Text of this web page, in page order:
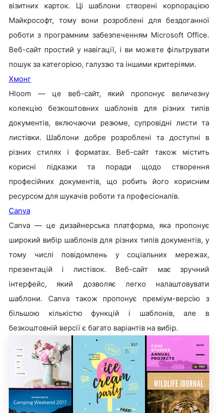
візитних карток. Ці шаблони створені корпорацією
Майкрософт, тому вони розроблені для бездоганної
роботи з програмним забезпеченням Microsoft Office.
Веб-сайт простий у навігації, і ви можете фільтрувати
пошук за категорією, галуззю та іншими критеріями.
Хмонг
Hloom — це веб-сайт, який пропонує величезну
колекцію безкоштовних шаблонів для різних типів
документів, включаючи резюме, супровідні листи та
листівки. Шаблони добре розроблені та доступні в
різних стилях і форматах. Веб-сайт також містить
корисні підказки та поради щодо створення
професійних документів, що робить його корисним
ресурсом для шукачів роботи та професіоналів.
Canva
Canva — це дизайнерська платформа, яка пропонує
широкий вибір шаблонів для різних типів документів, у
тому числі повідомлень у соціальних мережах,
презентацій і листівок. Веб-сайт має зручний
інтерфейс, який дозволяє легко налаштовувати
шаблони. Canva також пропонує преміум-версію з
більшою кількістю функцій і шаблонів, але в
безкоштовній версії є багато варіантів на вибір.